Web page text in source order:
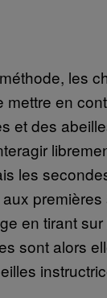
les
mettre en
et des
les
premières
en tirant
sont alors